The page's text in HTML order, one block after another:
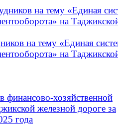
на тему «Единая
на